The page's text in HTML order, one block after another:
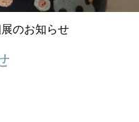
のお知らせ